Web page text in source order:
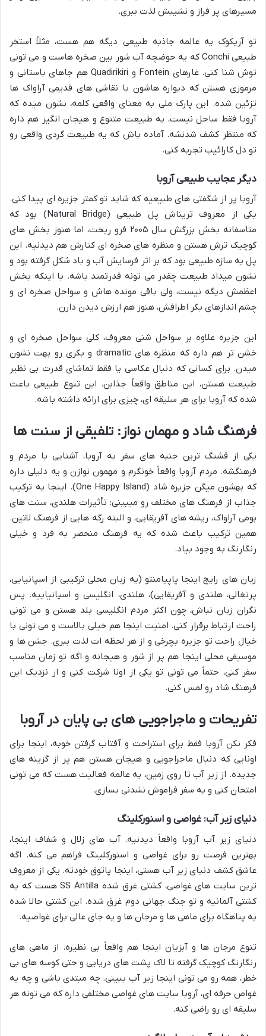
مسیرهای پر فراز و نشیبش لذت ببری.
تو آریکوک یه عالمه جاذبه طبیعی دیگه هم هست، مثلاً استخر
طبیعی Conchi که یه حوضچه آب شور بین صخره هاست و می تونی
توش شنا کنی. غارهای Fontein و Quadirikiri هم جاهای باستانی و
مرموزی هستن که دیواره هاشون با نقاشی های قدیمی آراواک ها
تزئین شده. این پارک ملی به معنای واقعی کلمه، نشون میده که
آروبا فقط ساحل نیست، یه طبیعت متنوع و هیجان انگیز هم داره
که منتظر کشف شدنشه. آماده باش که یه طبیعت گردی واقعی رو
تو دل کارائیب تجربه کنی.
دیگر عجایب طبیعی آروبا
آروبا پر از شگفتی های طبیعیه که شاید تو کمتر جزیره ای پیدا کنی.
یکی از معروف تریناش پل طبیعی (Natural Bridge) بود که
متاسفانه بخش بزرگش سال ۲۰۰۵ فرو ریخت، اما هنوز بخش های
کوچیک ترش هستن و منظره های صخره ای کنارش هم دیدنیه. این
پل یه سازه طبیعی بود که بر اثر فرسایش آب و باد شکل گرفته بود و
نشون میداد طبیعت چقدر می تونه قدرتمند باشه. با اینکه بخش
اعظمش دیگه نیست، ولی باقی مونده هاش و سواحل صخره ای و
چشم اندازهای بکر اطرافش، هنوز هم ارزش دیدن دارن.
این جزیره علاوه بر سواحل شنی معروف، کلی سواحل صخره ای و
خشن تر هم داره که منظره های dramatic و بکری رو بهت نشون
میدن. برای کسانی که دنبال عکاسی یا فقط تماشای قدرت بی نظیر
طبیعت هستن، این مناطق واقعاً جذابن. این تنوع طبیعی باعث
شده که آروبا برای هر سلیقه ای، چیزی برای ارائه داشته باشه.
فرهنگ شاد و مهمان نواز: تلفیقی از سنت ها
یکی از قشنگ ترین جنبه های سفر به آروبا، آشنایی با مردم و
فرهنگشه. مردم آروبا واقعاً خونگرم و مهمون نوازن و یه دلیلی داره
که بهشون میگن جزیره شاد (One Happy Island). اینجا یه ترکیب
جذاب از فرهنگ های مختلف رو میبینی: تأثیرات هلندی، سنت های
بومی آراواک، ریشه های آفریقایی، و البته رگه هایی از فرهنگ لاتین.
همین ترکیب باعث شده که یه فرهنگ منحصر به فرد و خیلی
رنگارنگ به وجود بیاد.
زبان های رایج اینجا پاپیامنتو (یه زبان محلی ترکیبی از اسپانیایی،
پرتغالی، هلندی و آفریقایی)، هلندی، انگلیسی و اسپانیاییه. پس
نگران زبان نباش، چون اکثر مردم انگلیسی بلد هستن و می تونی
راحت ارتباط برقرار کنی. امنیت اینجا هم خیلی بالاست و می تونی با
خیال راحت تو جزیره بچرخی و از هر لحظه ات لذت ببری. جشن ها و
موسیقی محلی اینجا هم پر از شور و هیجانه و اگه تو زمان مناسب
سفر کنی، حتماً می تونی تو یکی از اونا شرکت کنی و از نزدیک این
فرهنگ شاد رو لمس کنی.
تفریحات و ماجراجویی های بی پایان در آروبا
فکر نکن آروبا فقط برای استراحت و آفتاب گرفتن خوبه، اینجا برای
اونایی که دنبال ماجراجویی و هیجان هستن هم پر از گزینه های
جدیده. از زیر آب تا روی زمین، یه عالمه فعالیت هست که می تونی
امتحان کنی و یه سفر فراموش نشدنی بسازی.
دنیای زیر آب: غواصی و اسنورکلینگ
دنیای زیر آب آروبا واقعاً دیدنیه. آب های زلال و شفاف اینجا،
بهترین فرصت رو برای غواصی و اسنورکلینگ فراهم می کنه. اگه
عاشق کشف دنیای زیر آب هستی، اینجا پاتوق خودته. یکی از معروف
ترین سایت های غواصی، کشتی غرق شده SS Antilla هست که یه
کشتی آلمانیه و تو جنگ جهانی دوم غرق شده. این کشتی حالا شده
یه پناهگاه برای ماهی ها و مرجان ها و یه جای عالی برای غواصیه.
تنوع مرجان ها و آبزیان اینجا هم واقعاً بی نظیره. از ماهی های
رنگارنگ کوچیک گرفته تا لاک پشت های دریایی و حتی کوسه های بی
خطر، همه رو می تونی اینجا زیر آب ببینی. چه مبتدی باشی و چه یه
غواص حرفه ای، آروبا سایت های غواصی مختلفی داره که می تونه هر
سلیقه ای رو راضی کنه.